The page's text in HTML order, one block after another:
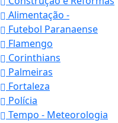
Alimentação -
Futebol Paranaense
Flamengo
Corinthians
Palmeiras
Fortaleza
Polícia
Tempo - Meteorologia